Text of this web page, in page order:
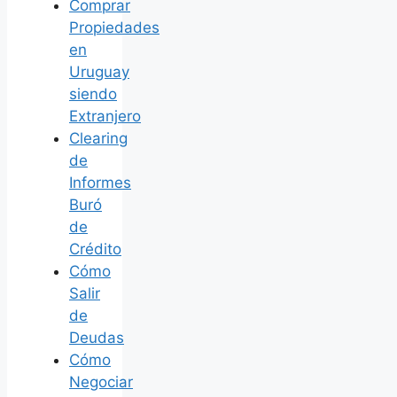
Comprar
Propiedades
en
Uruguay
siendo
Extranjero
Clearing
de
Informes
Buró
de
Crédito
Cómo
Salir
de
Deudas
Cómo
Negociar